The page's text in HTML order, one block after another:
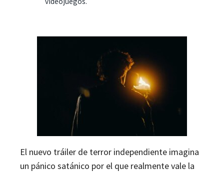
El nuevo tráiler de terror independiente imagina
un pánico satánico por el que realmente vale la